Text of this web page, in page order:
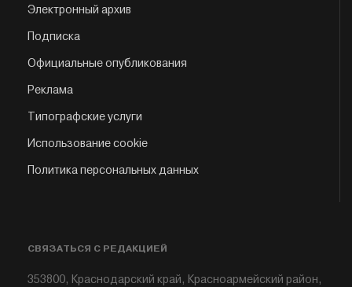
Электронный архив
Подписка
Официальные опубликования
Реклама
Типографские услуги
Использование cookie
Политика персональных данных
СВЯЗАТЬСЯ С РЕДАКЦИЕЙ
353800, Краснодарский край, Красноармейский район,